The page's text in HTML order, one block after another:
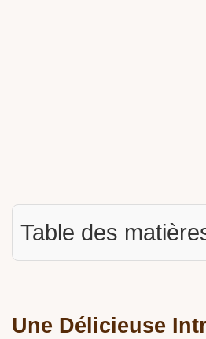
Table des
Une Délicieuse